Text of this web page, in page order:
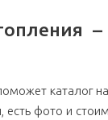
каталог
есть фото и